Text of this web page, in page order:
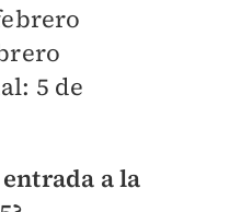
5 de
a la